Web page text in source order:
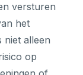
versturen
het
niet alleen
op